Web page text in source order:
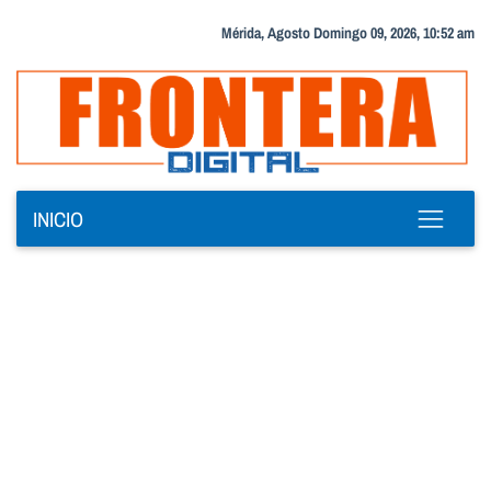
Mérida, Agosto Domingo 09, 2026, 10:52 am
INICIO